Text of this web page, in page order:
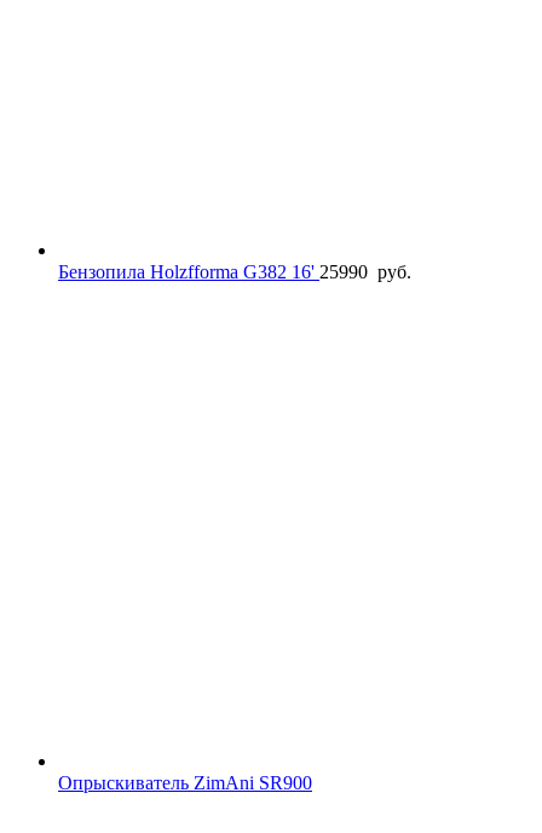
Бензопила Holzfforma G382 16' 25990 руб.
Опрыскиватель ZimAni SR900